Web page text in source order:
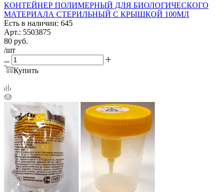
КОНТЕЙНЕР ПОЛИМЕРНЫЙ ДЛЯ БИОЛОГИЧЕСКОГО
МАТЕРИАЛА СТЕРИЛЬНЫЙ С КРЫШКОЙ 100МЛ
Есть в наличии: 645
Арт.: 5503875
80 руб.
/шт
Купить